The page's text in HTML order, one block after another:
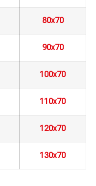
80х70
90х70
100х70
110х70
120х70
130х70